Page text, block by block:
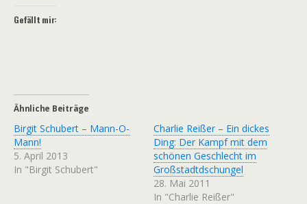
Gefällt mir:
Ähnliche Beiträge
Birgit Schubert – Mann-O-
Mann!
5. April 2013
In "Birgit Schubert"
Charlie Reißer – Ein dickes
Ding: Der Kampf mit dem
schönen Geschlecht im
Großstadtdschungel
28. Mai 2011
In "Charlie Reißer"